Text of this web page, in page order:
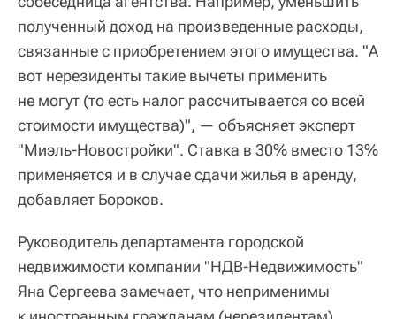
полученный доход на произведенные расходы,
связанные с приобретением этого имущества. "А
вот нерезиденты такие вычеты применить
не могут (то есть налог рассчитывается со всей
стоимости имущества)", — объясняет эксперт
"Миэль-Новостройки". Ставка в 30% вместо 13%
применяется и в случае сдачи жилья в аренду,
добавляет Бороков.
Руководитель департамента городской
недвижимости компании "НДВ-Недвижимость"
Яна Сергеева замечает, что неприменимы